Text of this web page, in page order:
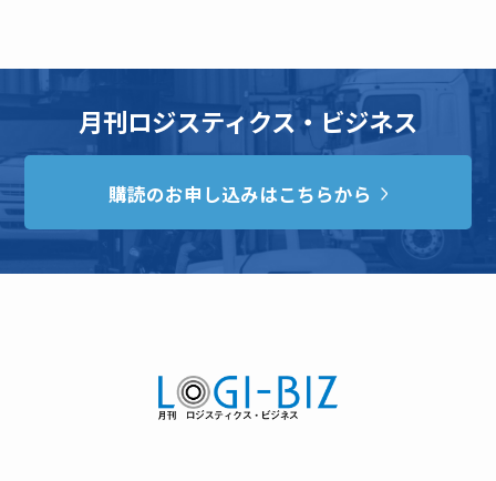
月刊ロジスティクス・ビジネス
購読のお申し込みはこちらから